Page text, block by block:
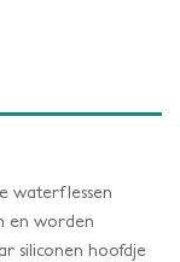
waterflessen
en worden
siliconen hoofdje